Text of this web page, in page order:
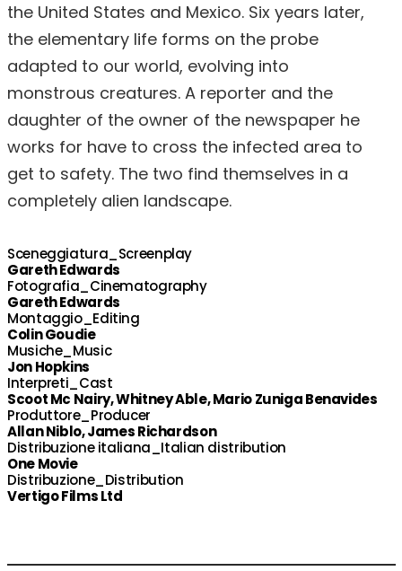
the United States and Mexico. Six years later,
the elementary life forms on the probe
adapted to our world, evolving into
monstrous creatures. A reporter and the
daughter of the owner of the newspaper he
works for have to cross the infected area to
get to safety. The two find themselves in a
completely alien landscape.
Sceneggiatura_Screenplay
Gareth Edwards
Fotografia_Cinematography
Gareth Edwards
Montaggio_Editing
Colin Goudie
Musiche_Music
Jon Hopkins
Interpreti_Cast
Scoot Mc Nairy, Whitney Able, Mario Zuniga Benavides
Produttore_Producer
Allan Niblo, James Richardson
Distribuzione italiana_Italian distribution
One Movie
Distribuzione_Distribution
Vertigo Films Ltd